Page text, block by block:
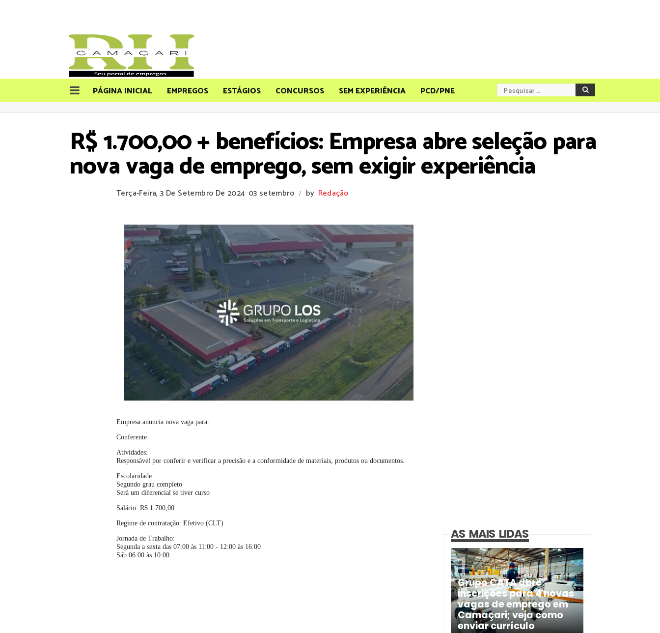
PÁGINA INICIAL EMPREGOS ESTÁGIOS CONCURSOS SEM EXPERIÊNCIA PCD/PNE
R$ 1.700,00 + benefícios: Empresa abre seleção para
nova vaga de emprego, sem exigir experiência
Terça-Feira, 3 De Setembro De 2024 03 setembro / by Redação
Empresa anuncia nova vaga para:
Conferente
Atividades:
Responsável por conferir e verificar a precisão e a conformidade de materiais, produtos ou documentos.
Escolaridade:
Segundo grau completo
Será um diferencial se tiver curso
Salário: R$ 1.700,00
Regime de contratação: Efetivo (CLT)
Jornada de Trabalho:
Segunda a sexta das 07:00 às 11:00 - 12:00 às 16:00
Sáb 06:00 às 10:00
AS MAIS LIDAS
Grupo CATA abre
inscrições para 4 novas
vagas de emprego em
Camaçari; veja como
enviar currículo